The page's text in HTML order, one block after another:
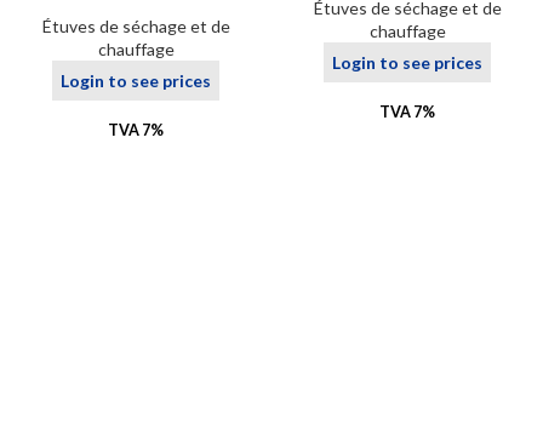
Étuves de séchage et de
chauffage
Login to see prices
TVA 7%
Étuves de séchage et de
chauffage
Login to see prices
TVA 7%